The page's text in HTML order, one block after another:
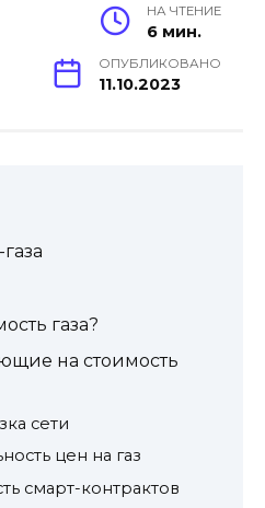
НА ЧТЕНИЕ
6 мин.
ОПУБЛИКОВАНО
11.10.2023
газа?
на стоимость
сети
цен на газ
смарт-контрактов